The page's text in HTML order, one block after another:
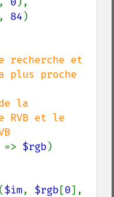
, 84 )
recherche et
plus proche
la
RVB et le
=> $rgb)
($im, $rgb[0